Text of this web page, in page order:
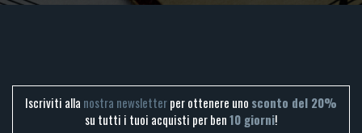
Iscriviti alla nostra newsletterper ottenere uno sconto del 20%
su tutti i tuoi acquisti per ben10 giorni!